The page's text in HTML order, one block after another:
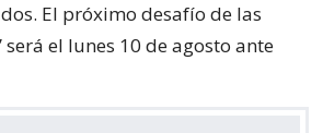
El próximo desafío de las
será el lunes 10 de agosto ante